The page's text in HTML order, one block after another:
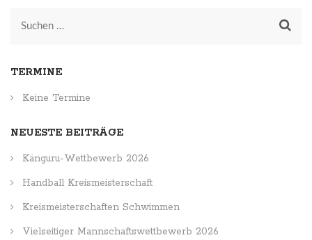
Suchen
TERMINE
Keine Termine
NEUESTE BEITRÄGE
Känguru-Wettbewerb 2026
Handball Kreismeisterschaft
Kreismeisterschaften Schwimmen
Vielseitiger Mannschaftswettbewerb 2026